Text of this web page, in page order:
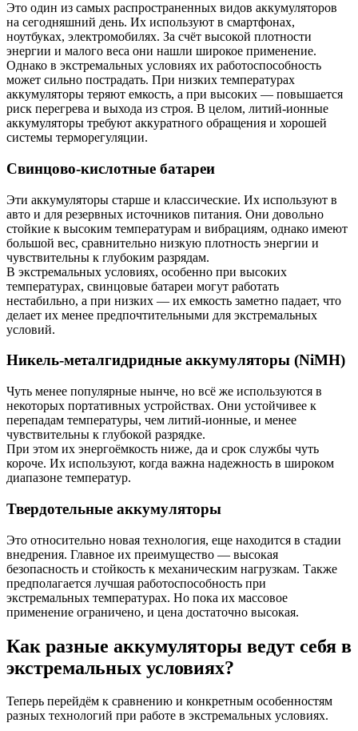
Это один из самых распространенных видов аккумуляторов
на сегодняшний день. Их используют в смартфонах,
ноутбуках, электромобилях. За счёт высокой плотности
энергии и малого веса они нашли широкое применение.
Однако в экстремальных условиях их работоспособность
может сильно пострадать. При низких температурах
аккумуляторы теряют емкость, а при высоких — повышается
риск перегрева и выхода из строя. В целом, литий-ионные
аккумуляторы требуют аккуратного обращения и хорошей
системы терморегуляции.
Свинцово-кислотные батареи
Эти аккумуляторы старше и классические. Их используют в
авто и для резервных источников питания. Они довольно
стойкие к высоким температурам и вибрациям, однако имеют
большой вес, сравнительно низкую плотность энергии и
чувствительны к глубоким разрядам.
В экстремальных условиях, особенно при высоких
температурах, свинцовые батареи могут работать
нестабильно, а при низких — их емкость заметно падает, что
делает их менее предпочтительными для экстремальных
условий.
Никель-металгидридные аккумуляторы (NiMH)
Чуть менее популярные нынче, но всё же используются в
некоторых портативных устройствах. Они устойчивее к
перепадам температуры, чем литий-ионные, и менее
чувствительны к глубокой разрядке.
При этом их энергоёмкость ниже, да и срок службы чуть
короче. Их используют, когда важна надежность в широком
диапазоне температур.
Твердотельные аккумуляторы
Это относительно новая технология, еще находится в стадии
внедрения. Главное их преимущество — высокая
безопасность и стойкость к механическим нагрузкам. Также
предполагается лучшая работоспособность при
экстремальных температурах. Но пока их массовое
применение ограничено, и цена достаточно высокая.
Как разные аккумуляторы ведут себя в
экстремальных условиях?
Теперь перейдём к сравнению и конкретным особенностям
разных технологий при работе в экстремальных условиях.